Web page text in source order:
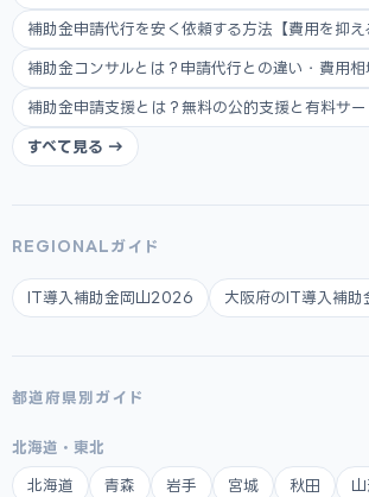
補助金申請代行を安く依頼する方法【費用を抑え
補助金コンサルとは？申請代行との違い・費用相
補助金申請支援とは？無料の公的支援と有料サー
すべて見る →
REGIONALガイド
IT導入補助金岡山2026 大阪府のIT導入補
都道府県別ガイド
北海道・東北
北海道 青森 岩手 宮城 秋田